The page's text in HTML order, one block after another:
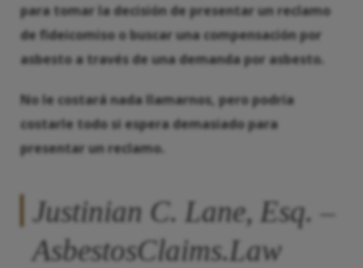
para tomar la decisión de presentar un reclamo
de fideicomiso o buscar una compensación por
asbesto a través de una demanda por asbesto.
No le costará nada llamarnos, pero podría
costarle todo si espera demasiado para
presentar un reclamo.
Justinian C. Lane, Esq. –
AsbestosClaims.Law